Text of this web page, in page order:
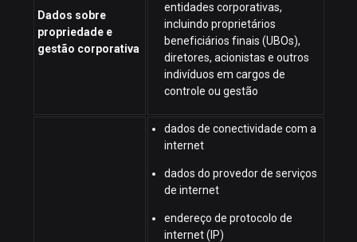
Dados sobre
propriedade e
gestão corporativa
entidades corporativas,
incluindo proprietários
beneficiários finais (UBOs),
diretores, acionistas e outros
indivíduos em cargos de
controle ou gestão
dados de conectividade com a
internet
dados do provedor de serviços
de internet
endereço de protocolo de
internet (IP)